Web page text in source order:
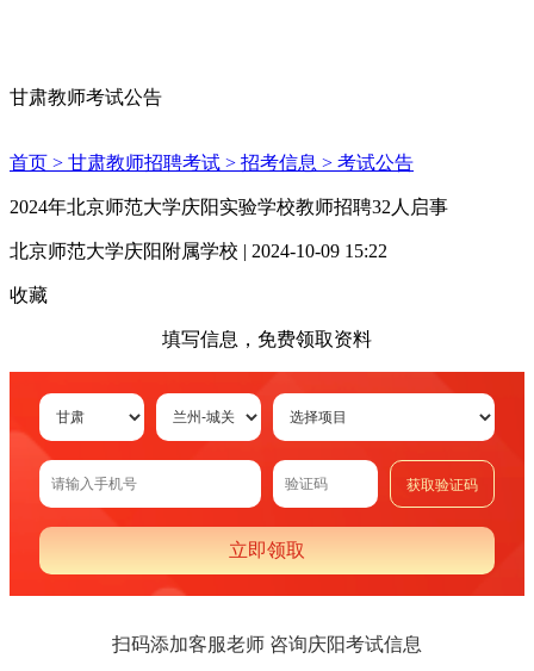
甘肃教师考试公告
首页 > 甘肃教师招聘考试 > 招考信息 > 考试公告
2024年北京师范大学庆阳实验学校教师招聘32人启事
北京师范大学庆阳附属学校 | 2024-10-09 15:22
收藏
填写信息，免费领取资料
扫码添加客服老师 咨询庆阳考试信息